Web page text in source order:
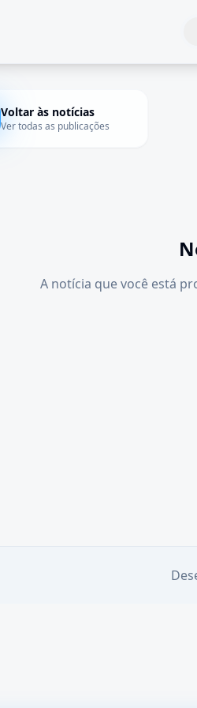
Voltar às notícias
Ver todas as publicações
A notícia que você está